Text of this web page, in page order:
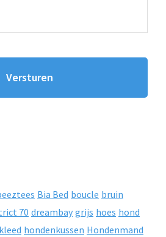
Bia Bed boucle bruin
70 dreambay grijs hoes hond
hondenkussen Hondenmand